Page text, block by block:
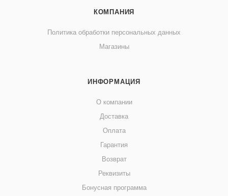
КОМПАНИЯ
Политика обработки персональных данных
Магазины
ИНФОРМАЦИЯ
О компании
Доставка
Оплата
Гарантия
Возврат
Реквизиты
Бонусная программа